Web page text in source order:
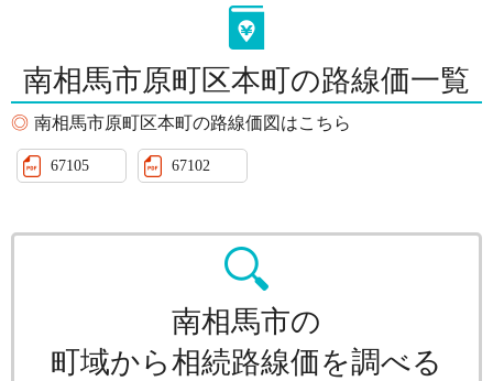
南相馬市原町区本町の路線価一覧
南相馬市原町区本町の路線価図はこちら
67105 67102
南相馬市の
町域から相続路線価を調べる